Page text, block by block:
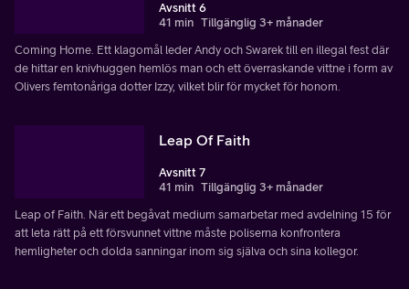
Avsnitt 6
41 min Tillgänglig 3+ månader
Coming Home. Ett klagomål leder Andy och Swarek till en illegal fest där
de hittar en knivhuggen hemlös man och ett överraskande vittne i form av
Olivers femtonåriga dotter Izzy, vilket blir för mycket för honom.
Leap Of Faith
Avsnitt 7
41 min Tillgänglig 3+ månader
Leap of Faith. När ett begåvat medium samarbetar med avdelning 15 för
att leta rätt på ett försvunnet vittne måste poliserna konfrontera
hemligheter och dolda sanningar inom sig själva och sina kollegor.